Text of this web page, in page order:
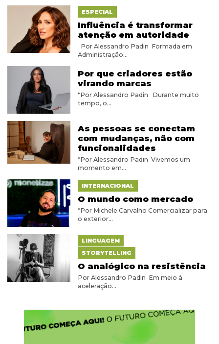
ESPECIAL
Influência é transformar
atenção em autoridade
Por Alessandro Padin Formada em
Administração...
Por que criadores estão
virando marcas
*Por Alessandro Padin Durante muito
tempo, o...
As pessoas se conectam
com mudanças, não com
funcionalidades
*Por Alessandro Padin Vivemos um
momento em...
INTERNACIONAL
O mundo como mercado
*Por Michele Carvalho Comercializar para
o exterior...
LINGUAGEM
STORYTELLING
O analógico na resistência
Por Alessandro Padin Em meio à
aceleração...